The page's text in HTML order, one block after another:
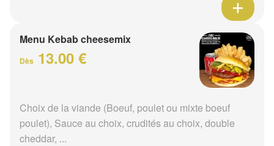
Menu Kebab cheesemix
Dès 13.00 €
Choix de la viande (Boeuf, poulet ou mixte boeuf
poulet), Sauce au choix, crudités au choix, double
cheddar, ...